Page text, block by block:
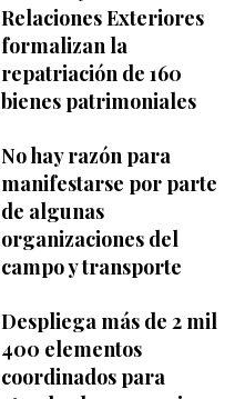
Relaciones Exteriores
formalizan la
repatriación de 160
bienes patrimoniales
No hay razón para
manifestarse por parte
de algunas
organizaciones del
campo y transporte
Despliega más de 2 mil
400 elementos
coordinados para